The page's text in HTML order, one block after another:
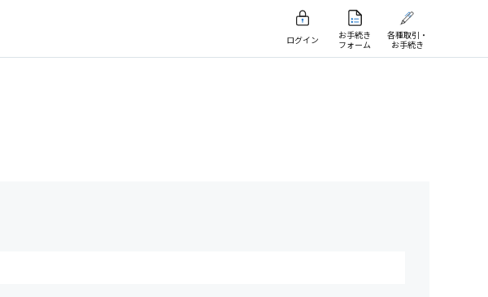
ログイン
お手続き
フォーム
各種取引・
お手続き